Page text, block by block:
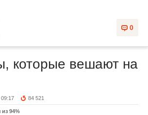
0
которые вешают на
84 521
94%